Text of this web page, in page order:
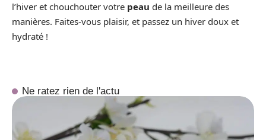
l’hiver et chouchouter votre peau de la meilleure des
manières. Faites-vous plaisir, et passez un hiver doux et
hydraté !
Ne ratez rien de l'actu